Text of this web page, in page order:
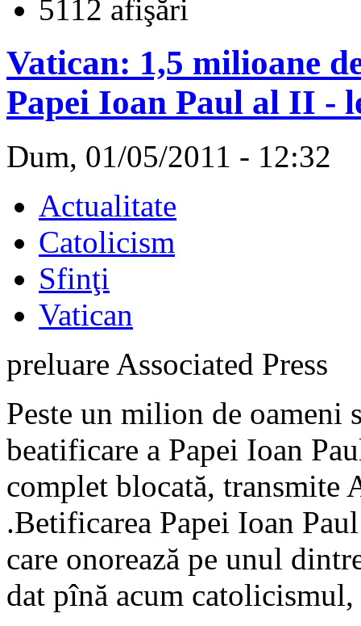
5112 afişări
Vatican: 1,5 milioane
Papei Ioan Paul al II -
Dum, 01/05/2011 - 12:32
Actualitate
Catolicism
Sfinţi
Vatican
preluare Associated Press
Peste un milion de oameni
beatificare a Papei Ioan
complet blocată, transmite
.Betificarea Papei Ioan
care onorează pe unul
dat pînă acum